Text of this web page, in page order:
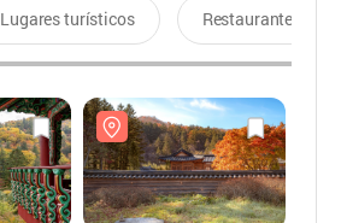
Lugares turísticos Restaurantes